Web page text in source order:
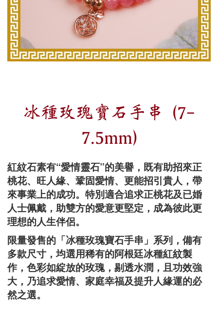
冰種玫瑰寶石手串 (7-
7.5mm)
紅紋石素有“愛情靈石”的美譽，既有助招來正
桃花、旺人緣、鞏固愛情、更能招引貴人，帶
來事業上的成功。特別適合追求正桃花及已婚
人士佩戴，助雙方的愛意更堅定，成為彼此更
理想的人生伴侶。
限量發售的「冰種玫瑰寶石手串」系列，備有
多款尺寸，均選用稀有的阿根廷冰種紅紋製
作，色彩如綻放的玫瑰，剔透水潤，且功效強
大，乃追求愛情、家庭幸福及提升人緣運的必
然之選。